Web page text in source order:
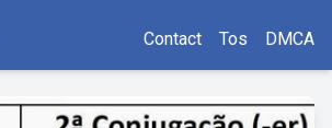
Contact Tos DMCA